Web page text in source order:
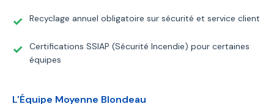
Recyclage annuel obligatoire sur sécurité et service client
Certifications SSIAP (Sécurité Incendie) pour certaines
équipes
L'Équipe Moyenne Blondeau